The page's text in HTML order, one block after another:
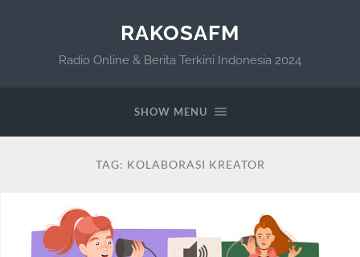
RAKOSAFM
Radio Online & Berita Terkini Indonesia 2024
SHOW MENU
TAG: KOLABORASI KREATOR